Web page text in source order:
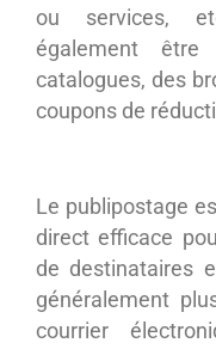
ou services,
également
catalogues, des
coupons de
Le publipostage
direct efficace
de destinataires
généralement
courrier